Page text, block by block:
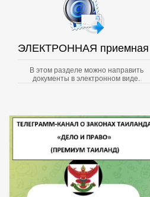
ЭЛЕКТРОННАЯ приемная
В этом разделе можно направить
документы в электронном виде.